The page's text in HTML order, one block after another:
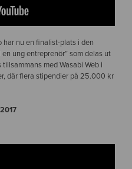
har nu en finalist-plats i den
ung entreprenör” som delas ut
med Wasabi Web i
där flera stipendier på 25.000 kr